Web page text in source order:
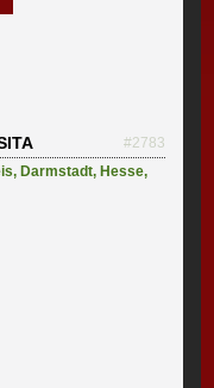
#2783
,Darmstadt,Hesse,